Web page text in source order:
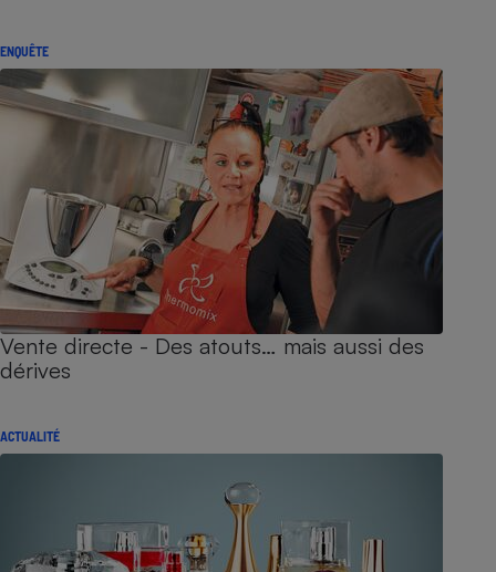
ENQUÊTE
Vente directe - Des atouts… mais aussi des
dérives
ACTUALITÉ